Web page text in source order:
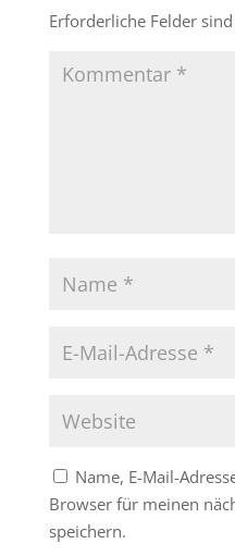
Erforderliche Felder
Name, E-Mail-
Browser für meinen
speichern.